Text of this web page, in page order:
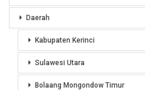
Daerah
Kabupaten Kerinci
Sulawesi Utara
Bolaang Mongondow Timur